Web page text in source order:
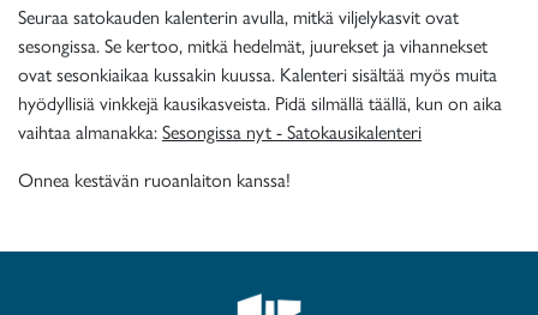
Seuraa satokauden kalenterin avulla, mitkä viljelykasvit ovat
sesongissa. Se kertoo, mitkä hedelmät, juurekset ja vihannekset
ovat sesonkiaikaa kussakin kuussa. Kalenteri sisältää myös muita
hyödyllisiä vinkkejä kausikasveista. Pidä silmällä täällä, kun on aika
vaihtaa almanakka:Sesongissa nyt - Satokausikalenteri
Onnea kestävän ruoanlaiton kanssa!